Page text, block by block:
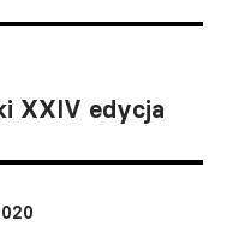
XXIV edycja